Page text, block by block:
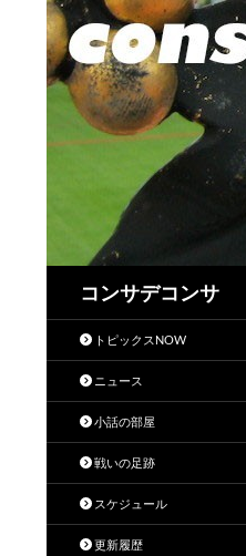
コンサデコンサ
トピックスNOW
ニュース
小話の部屋
戦いの足跡
スケジュール
更新履歴